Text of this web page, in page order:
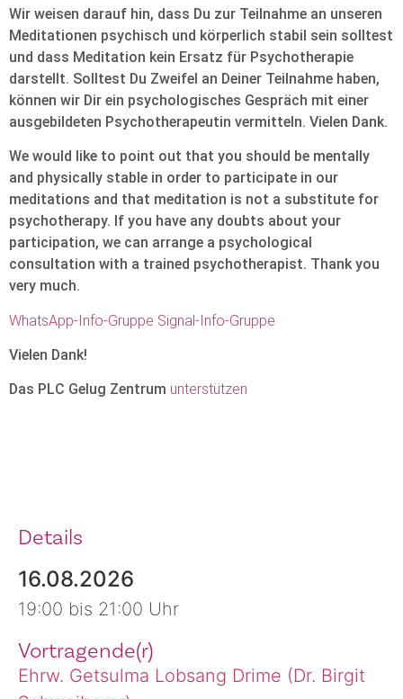
Wir weisen darauf hin, dass Du zur Teilnahme an unseren
Meditationen psychisch und körperlich stabil sein solltest
und dass Meditation kein Ersatz für Psychotherapie
darstellt. Solltest Du Zweifel an Deiner Teilnahme haben,
können wir Dir ein psychologisches Gespräch mit einer
ausgebildeten Psychotherapeutin vermitteln. Vielen Dank.
We would like to point out that you should be mentally
and physically stable in order to participate in our
meditations and that meditation is not a substitute for
psychotherapy. If you have any doubts about your
participation, we can arrange a psychological
consultation with a trained psychotherapist. Thank you
very much.
WhatsApp-Info-Gruppe Signal-Info-Gruppe
Vielen Dank!
Das PLC Gelug Zentrum unterstützen
Details
16.08.2026
19:00 bis 21:00 Uhr
Vortragende(r)
Ehrw. Getsulma Lobsang Drime (Dr. Birgit